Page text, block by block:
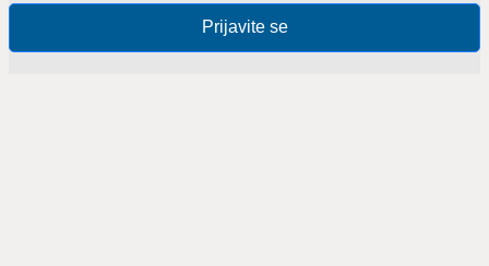
Prijavite se